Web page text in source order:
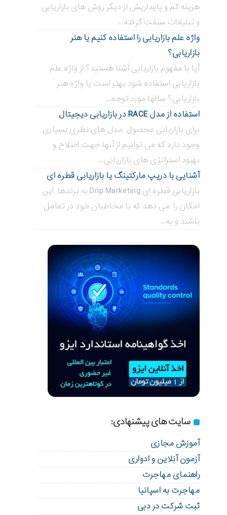
هزینه کم و پایداریش از دیگر روش های بازاریابی
و تبلیغات سبقت گرفته...
واژه علم بازاریابی را استفاده کنیم یا هنر
بازاریابی؟
آیا با مفهوم بازاریابی آشنا هستید؟ از واژه علم
بازاریابی استفاده شود بهتر است یا واژه هنر
بازاریابی؟ سالها مورد توجه...
استفاده از مدل RACE در بازاریابی دیجیتال
برای بازاریابی محصول مدل های نظری بسیاری
وجود دارد که می توانیم از آنها جهت اصلاح و
بهبود استراتژی های بازاریابی...
آشنایی با دریپ مارکتینگ یا بازاریابی قطره ای
بازاریابی قطره ای Drip Marketing به برندها این
امکان را می دهد که با مخاطبان خود در تعامل
باشند و به...
سایت های پیشنهادی:
آموزش مجازی
آزمون آنلاین و ادواری
راهنمای مهاجرت
مهاجرت به اسپانیا
ثبت شرکت در دبی